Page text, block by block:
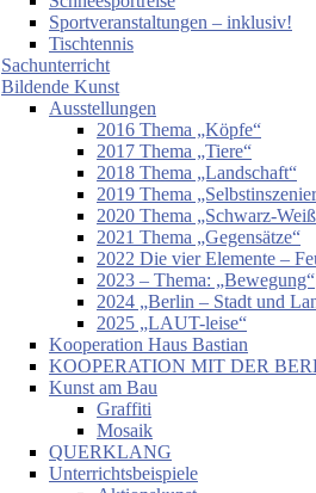
Sportveranstaltungen – inklusiv!
Tischtennis
Sachunterricht
Bildende Kunst
Ausstellungen
2016 Thema „Köpfe“
2017 Thema „Tiere“
2018 Thema „Landschaft“
2019 Thema
2020 Thema „Schwarz-
2021 Thema „Gegensätze“
2022 Die vier Elemente –
2023 – Thema: „Bewegung“
2024 „Berlin – Stadt und
2025 „LAUT-leise“
Kooperation Haus Bastian
KOOPERATION MIT DER
Kunst am Bau
Graffiti
Mosaik
QUERKLANG
Unterrichtsbeispiele